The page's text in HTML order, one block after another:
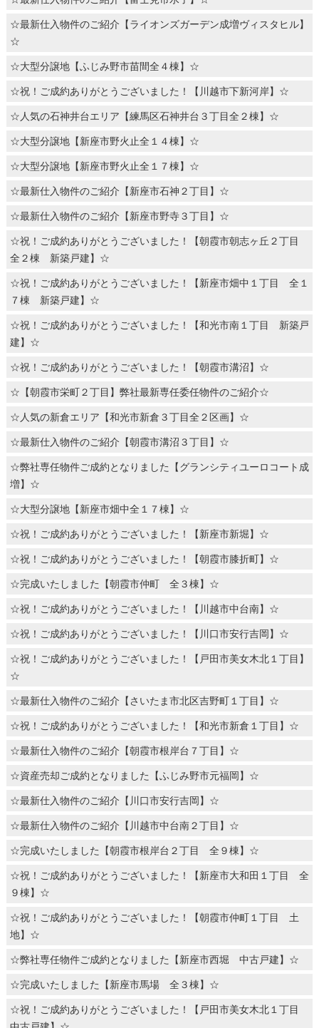
☆最新仕入物件のご紹介【ライオンズガーデン成増ヴィスタヒル】
☆
☆大型分譲地【ふじみ野市苗間全４棟】☆
☆祝！ご成約ありがとうございました！【川越市下新河岸】☆
☆人気の石神井台エリア【練馬区石神井台３丁目全２棟】☆
☆大型分譲地【新座市野火止全１４棟】☆
☆大型分譲地【新座市野火止全１７棟】☆
☆最新仕入物件のご紹介【新座市石神２丁目】☆
☆最新仕入物件のご紹介【新座市野寺３丁目】☆
☆祝！ご成約ありがとうございました！【朝霞市朝志ヶ丘２丁目
全２棟 新築戸建】☆
☆祝！ご成約ありがとうございました！【新座市畑中１丁目 全１
７棟 新築戸建】☆
☆祝！ご成約ありがとうございました！【和光市南１丁目 新築戸
建】☆
☆祝！ご成約ありがとうございました！【朝霞市溝沼】☆
☆【朝霞市栄町２丁目】弊社最新専任委任物件のご紹介☆
☆人気の新倉エリア【和光市新倉３丁目全２区画】☆
☆最新仕入物件のご紹介【朝霞市溝沼３丁目】☆
☆弊社専任物件ご成約となりました【グランシティユーロコート成
増】☆
☆大型分譲地【新座市畑中全１７棟】☆
☆祝！ご成約ありがとうございました！【新座市新堀】☆
☆祝！ご成約ありがとうございました！【朝霞市膝折町】☆
☆完成いたしました【朝霞市仲町 全３棟】☆
☆祝！ご成約ありがとうございました！【川越市中台南】☆
☆祝！ご成約ありがとうございました！【川口市安行吉岡】☆
☆祝！ご成約ありがとうございました！【戸田市美女木北１丁目】
☆
☆最新仕入物件のご紹介【さいたま市北区吉野町１丁目】☆
☆祝！ご成約ありがとうございました！【和光市新倉１丁目】☆
☆最新仕入物件のご紹介【朝霞市根岸台７丁目】☆
☆資産売却ご成約となりました【ふじみ野市元福岡】☆
☆最新仕入物件のご紹介【川口市安行吉岡】☆
☆最新仕入物件のご紹介【川越市中台南２丁目】☆
☆完成いたしました【朝霞市根岸台２丁目 全９棟】☆
☆祝！ご成約ありがとうございました！【新座市大和田１丁目 全
９棟】☆
☆祝！ご成約ありがとうございました！【朝霞市仲町１丁目 土
地】☆
☆弊社専任物件ご成約となりました【新座市西堀 中古戸建】☆
☆完成いたしました【新座市馬場 全３棟】☆
☆祝！ご成約ありがとうございました！【戸田市美女木北１丁目